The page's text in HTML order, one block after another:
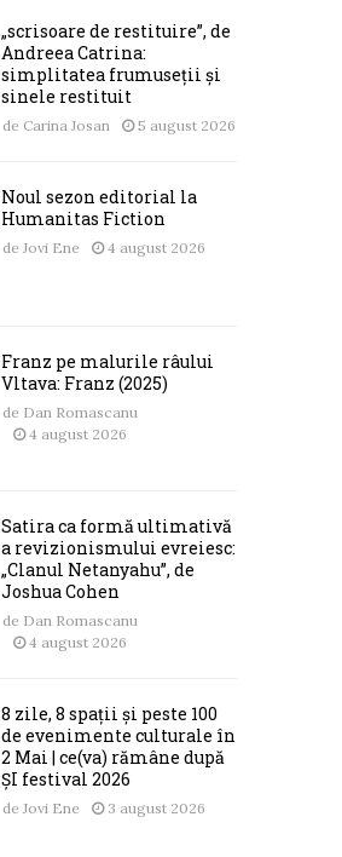
„scrisoare de restituire”, de
Andreea Catrina:
simplitatea frumuseții și
sinele restituit
de Carina Josan 5 august 2026
Noul sezon editorial la
Humanitas Fiction
de Jovi Ene 4 august 2026
Franz pe malurile râului
Vltava: Franz (2025)
de Dan Romascanu
4 august 2026
Satira ca formă ultimativă
a revizionismului evreiesc:
„Clanul Netanyahu”, de
Joshua Cohen
de Dan Romascanu
4 august 2026
8 zile, 8 spații și peste 100
de evenimente culturale în
2 Mai | ce(va) rămâne după
ȘI festival 2026
de Jovi Ene 3 august 2026